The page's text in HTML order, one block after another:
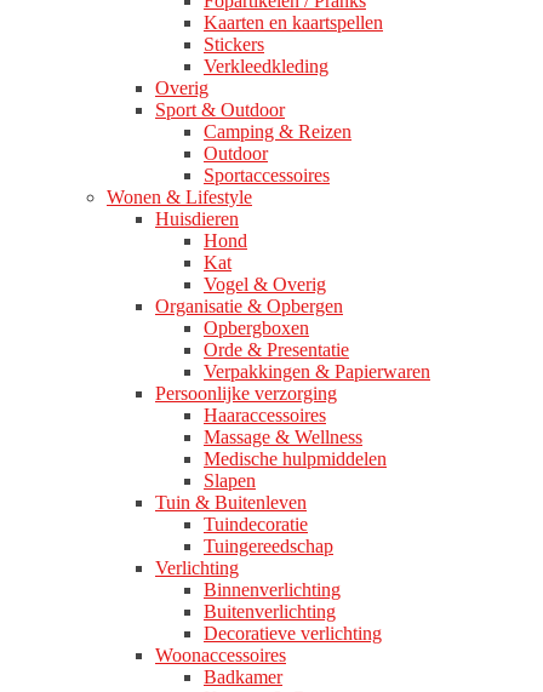
Kaarten en kaartspellen
Stickers
Verkleedkleding
Overig
Sport & Outdoor
Camping & Reizen
Outdoor
Sportaccessoires
Wonen & Lifestyle
Huisdieren
Hond
Kat
Vogel & Overig
Organisatie & Opbergen
Opbergboxen
Orde & Presentatie
Verpakkingen & Papierwaren
Persoonlijke verzorging
Haaraccessoires
Massage & Wellness
Medische hulpmiddelen
Slapen
Tuin & Buitenleven
Tuindecoratie
Tuingereedschap
Verlichting
Binnenverlichting
Buitenverlichting
Decoratieve verlichting
Woonaccessoires
Badkamer